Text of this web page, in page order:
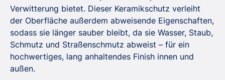
Verwitterung bietet. Dieser Keramikschutz verleiht
der Oberfläche außerdem abweisende Eigenschaften,
sodass sie länger sauber bleibt, da sie Wasser, Staub,
Schmutz und Straßenschmutz abweist – für ein
hochwertiges, lang anhaltendes Finish innen und
außen.